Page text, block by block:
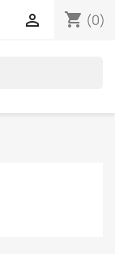
shopping_cart (0)
